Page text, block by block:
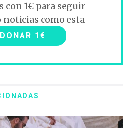
con 1€ para seguir
noticias como esta
DONAR 1€